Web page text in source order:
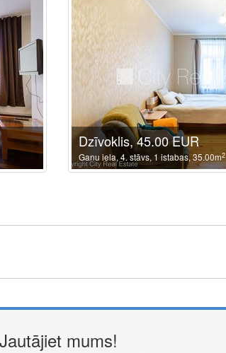
Dzīvoklis, 45.00 EUR
Ganu iela, 4. stāvs, 1 istabas, 35.00m2
Jautājiet mums!